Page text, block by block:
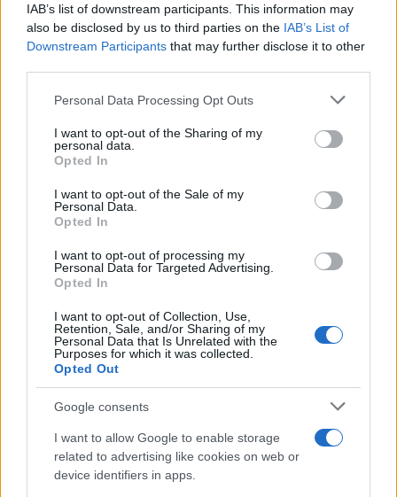
IAB’s list of downstream participants. This information may
also be disclosed by us to third parties on the IAB’s List of
Downstream Participants that may further disclose it to other
Please note that this website/app uses one or more Google
not limited to your visit or usage behaviour. You may click to
grant or deny consent to Google and its third-party tags to
use your data for below specified purposes in below Google
consent section.
Personal Data Processing Opt Outs
I want to opt-out of the Sharing of my
personal data.
Opted In
I want to opt-out of the Sale of my
Personal Data.
Opted In
I want to opt-out of processing my
Personal Data for Targeted Advertising.
Opted In
I want to opt-out of Collection, Use,
Retention, Sale, and/or Sharing of my
Personal Data that Is Unrelated with the
Purposes for which it was collected.
Opted Out
Google consents
I want to allow Google to enable storage
related to advertising like cookies on web or
device identifiers in apps.
0,25 € (iva esclusa)
( 0 recensioni )
Coprisonda per ecografo in lattice -
PHARMAFIORE
Garantisce protezione sterile, sicura e